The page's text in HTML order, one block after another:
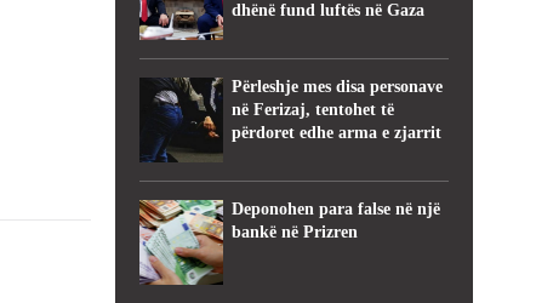
dhënë fund luftës në Gaza
Përleshje mes disa personave
në Ferizaj, tentohet të
përdoret edhe arma e zjarrit
Deponohen para false në një
bankë në Prizren